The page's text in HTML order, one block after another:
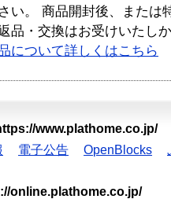
い。 商品開封後、または
品・交換はお受けいたし
について詳しくはこちら
www.plathome.co.jp/
電子公告 OpenBlocks
online.plathome.co.jp/